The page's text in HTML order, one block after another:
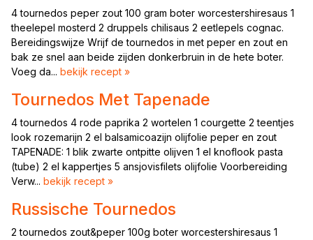
4 tournedos peper zout 100 gram boter worcestershiresaus 1
theelepel mosterd 2 druppels chilisaus 2 eetlepels cognac.
Bereidingswijze Wrijf de tournedos in met peper en zout en
bak ze snel aan beide zijden donkerbruin in de hete boter.
Voeg da... bekijk recept »
Tournedos Met Tapenade
4 tournedos 4 rode paprika 2 wortelen 1 courgette 2 teentjes
look rozemarijn 2 el balsamicoazijn olijfolie peper en zout
TAPENADE: 1 blik zwarte ontpitte olijven 1 el knoflook pasta
(tube) 2 el kappertjes 5 ansjovisfilets olijfolie Voorbereiding
Verw... bekijk recept »
Russische Tournedos
2 tournedos zout&peper 100g boter worcestershiresaus 1